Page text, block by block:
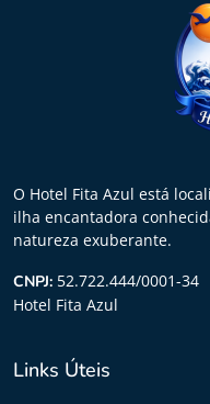
O Hotel Fita Azul está
ilha encantadora
natureza exuberante.
CNPJ: 52.722.444/0001-34
Hotel Fita Azul
Links Úteis